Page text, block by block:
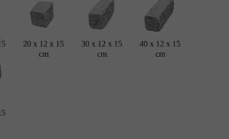
20 x 12 x 15
cm
30 x 12 x 15
cm
40 x 12 x 15
cm